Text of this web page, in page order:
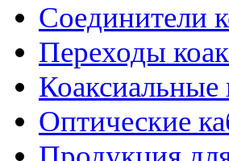
Соединители
Переходы
Коаксиальные
Оптические